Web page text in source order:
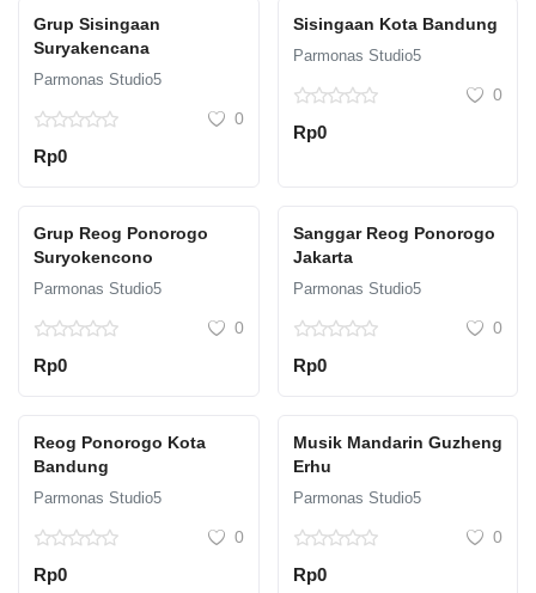
Grup Sisingaan
Suryakencana
Parmonas Studio5
0
Rp0
Sisingaan Kota Bandung
Parmonas Studio5
0
Rp0
Grup Reog Ponorogo
Suryokencono
Parmonas Studio5
0
Rp0
Sanggar Reog Ponorogo
Jakarta
Parmonas Studio5
0
Rp0
Reog Ponorogo Kota
Bandung
Parmonas Studio5
0
Rp0
Musik Mandarin Guzheng
Erhu
Parmonas Studio5
0
Rp0